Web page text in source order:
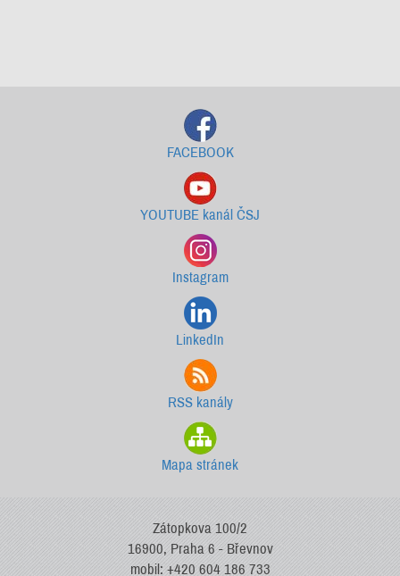
FACEBOOK
YOUTUBE kanál ČSJ
Instagram
LinkedIn
RSS kanály
Mapa stránek
Zátopkova 100/2
16900, Praha 6 - Břevnov
mobil: +420 604 186 733